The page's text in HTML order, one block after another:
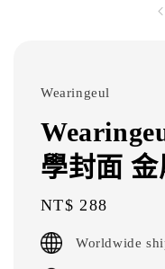
Wearingeul
學封面
Regular
price
NT$ 288
Worldwide